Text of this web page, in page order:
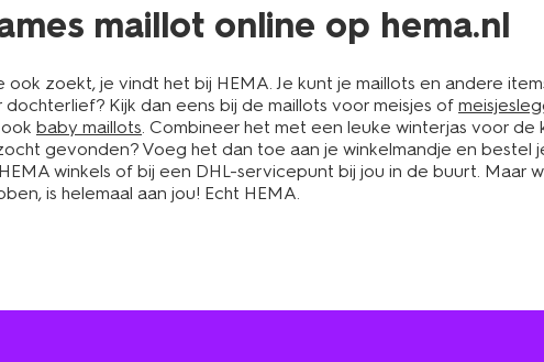
maillot online op hema.nl
zoekt, je vindt het bij HEMA. Je kunt je maillots en andere
Kijk dan eens bij de maillots voor meisjes of
baby maillots. Combineer het met een leuke winterjas voor de
gevonden? Voeg het dan toe aan je winkelmandje en
winkels of bij een DHL-servicepunt bij jou in de buurt.
is helemaal aan jou! Echt HEMA.